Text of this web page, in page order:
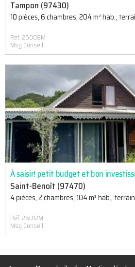
Tampon (97430)
10 pièces, 6 chambres, 204 m² hab.,
Réf. 26008M
Msg Conseil
À saisir! petit budget et bon
Saint-Benoît (97470)
4 pièces, 2 chambres, 104 m² hab.,
Réf. 26012M
Msg Conseil